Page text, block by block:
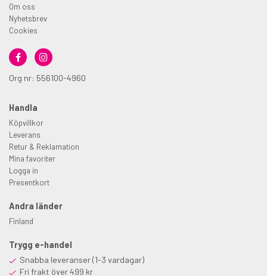
Om oss
Nyhetsbrev
Cookies
Org nr: 556100-4960
Handla
Köpvillkor
Leverans
Retur & Reklamation
Mina favoriter
Logga in
Presentkort
Andra länder
Finland
Trygg e-handel
Snabba leveranser (1-3 vardagar)
Fri frakt över 499 kr